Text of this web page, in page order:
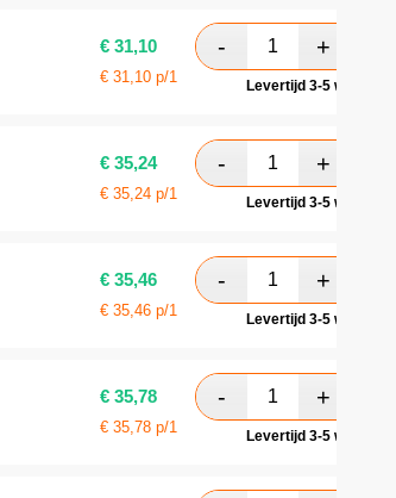
€ 31,10
€ 31,10 p/1 Levertijd 3-5
€ 35,24
€ 35,24 p/1 Levertijd 3-5
€ 35,46
€ 35,46 p/1 Levertijd 3-5
€ 35,78
€ 35,78 p/1 Levertijd 3-5